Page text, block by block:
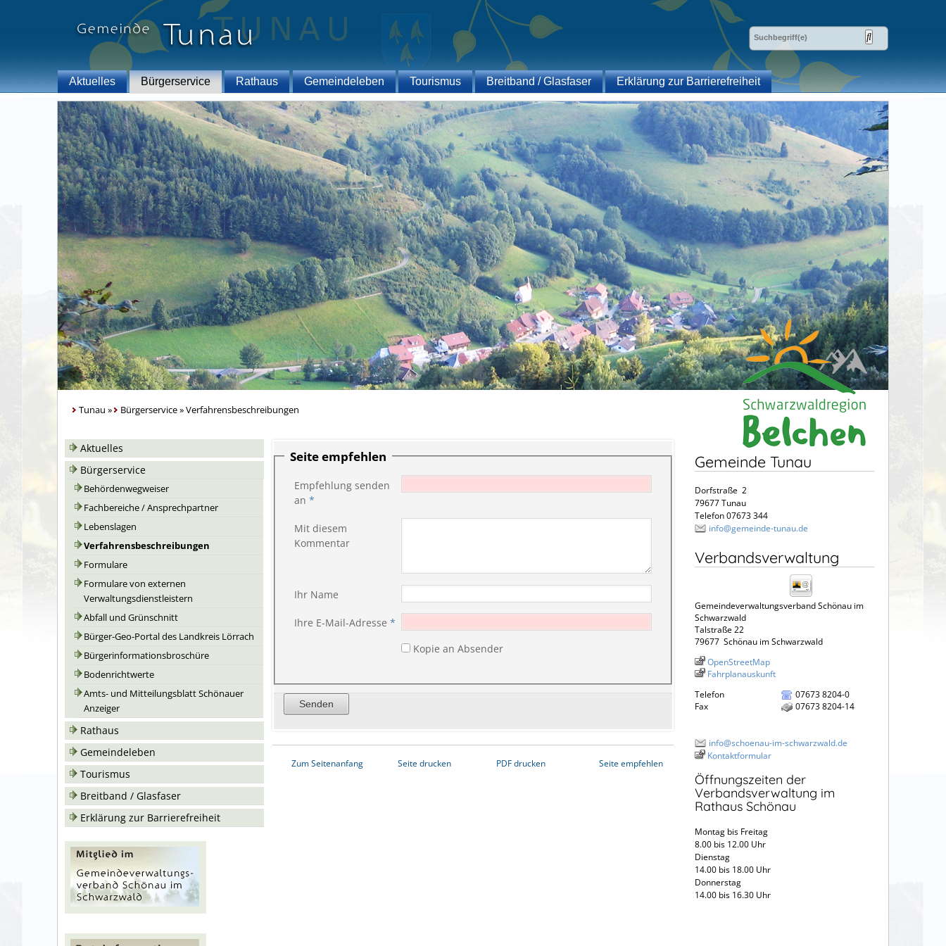
Aktuelles Bürgerservice Rathaus Gemeindeleben Tourismus Breitband / Glasfaser Erklärung zur Barrierefreiheit
Tunau » Bürgerservice»Verfahrensbeschreibungen
Aktuelles
Bürgerservice
Behördenwegweiser
Fachbereiche / Ansprechpartner
Lebenslagen
Verfahrensbeschreibungen
Formulare
Formulare von externen
Verwaltungsdienstleistern
Abfall und Grünschnitt
Bürger-Geo-Portal des Landkreis Lörrach
Bürgerinformationsbroschüre
Bodenrichtwerte
Amts- und Mitteilungsblatt Schönauer
Anzeiger
Rathaus
Gemeindeleben
Tourismus
Breitband / Glasfaser
Erklärung zur Barrierefreiheit
Seite empfehlen
Empfehlung senden
an *
Mit diesem
Kommentar
Ihr Name
Ihre E-Mail-Adresse *
Kopie an Absender
Zum Seitenanfang Seite drucken PDF drucken Seite empfehlen
Gemeinde Tunau
Dorfstraße 2
79677 Tunau
Telefon 07673 344
info@gemeinde-tunau.de
Verbandsverwaltung
Gemeindeverwaltungsverband Schönau im
Schwarzwald
Talstraße 22
79677 Schönau im Schwarzwald
OpenStreetMap
Fahrplanauskunft
Telefon
07673 8204-0
Fax
07673 8204-14
info@schoenau-im-schwarzwald.de
Kontaktformular
Öffnungszeiten der
Verbandsverwaltung im
Rathaus Schönau
Montag bis Freitag
8.00 bis 12.00 Uhr
Dienstag
14.00 bis 18.00 Uhr
Donnerstag
14.00 bis 16.30 Uhr